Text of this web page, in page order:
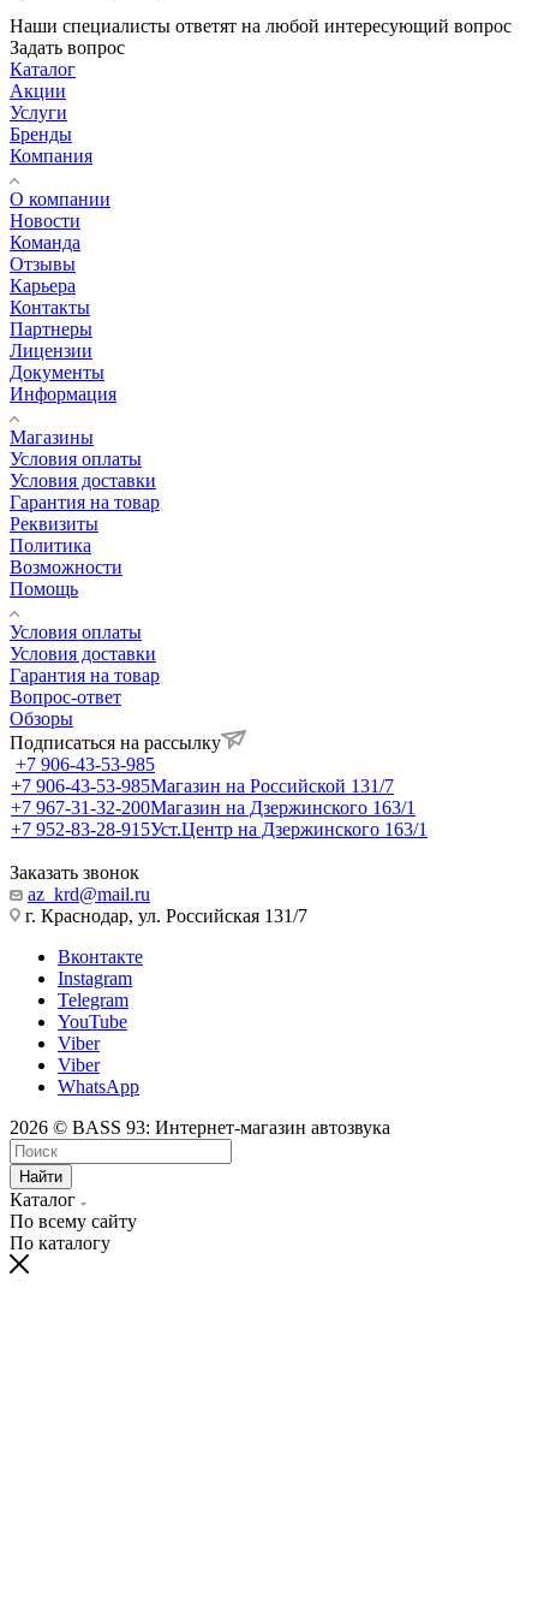
Наши специалисты ответят на любой интересующий вопрос
Задать вопрос
Каталог
Акции
Услуги
Бренды
Компания
О компании
Новости
Команда
Отзывы
Карьера
Контакты
Партнеры
Лицензии
Документы
Информация
Магазины
Условия оплаты
Условия доставки
Гарантия на товар
Реквизиты
Политика
Возможности
Помощь
Условия оплаты
Условия доставки
Гарантия на товар
Вопрос-ответ
Обзоры
Подписаться на рассылку
+7 906-43-53-985
+7 906-43-53-985Магазин на Российской 131/7
+7 967-31-32-200Магазин на Дзержинского 163/1
+7 952-83-28-915Уст.Центр на Дзержинского 163/1
Заказать звонок
az_krd@mail.ru
г. Краснодар, ул. Российская 131/7
Вконтакте
Instagram
Telegram
YouTube
Viber
Viber
WhatsApp
2026 © BASS 93: Интернет-магазин автозвука
Найти
Каталог
По всему сайту
По каталогу